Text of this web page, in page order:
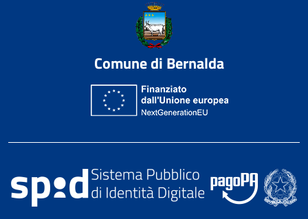
Comune di Bernalda